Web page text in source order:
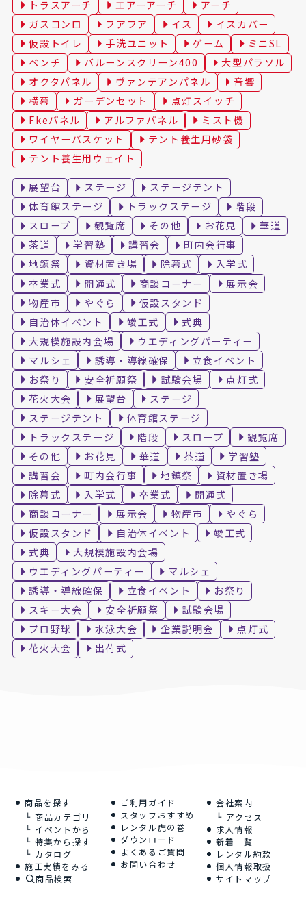
トラスアーチ
エアーアーチ
アーチ
ガスコンロ
フアフア イス
イスカバー
仮設トイレ
手洗ユニット ゲーム
ミニSL
ベンチ
バルーンスクリーン400
大型パラソル
オクタパネル
ヴァンテアンパネル
音響
横幕
ガーデンセット
点灯スイッチ
Fkeパネル
アルファパネル
ミスト機
ワイヤーバスケット
テント養生用砂袋
テント養生用ウェイト
展望台 ステージ
ステージテント
体育館ステージ
トラックステージ
階段
スロープ
観覧席 その他 お花見
華道
茶道
学習塾 講習会
町内会行事
地鎮祭
資材置き場 除幕式
入学式
卒業式
開通式 商談コーナー
展示会
物産市
やぐら
仮設スタンド
自治体イベント
竣工式
式典
大規模施設内会場
ウエディングパーティー
マルシェ
誘導・導線確保
立食イベント
お祭り
安全祈願祭 試験会場
点灯式
花火大会
展望台
ステージ
ステージテント
体育館ステージ
トラックステージ
階段 スロープ
観覧席
その他
お花見 華道 茶道
学習塾
講習会
町内会行事 地鎮祭
資材置き場
除幕式
入学式 卒業式
開通式
商談コーナー
展示会 物産市
やぐら
仮設スタンド
自治体イベント
竣工式
式典
大規模施設内会場
ウエディングパーティー
マルシェ
誘導・導線確保
立食イベント
お祭り
スキー大会
安全祈願祭
試験会場
プロ野球
水泳大会 企業説明会
点灯式
花火大会
出荷式
商品を探す
商品カテゴリ
イベントから
特集から探す
カタログ
施工実績をみる
商品検索
ご利用ガイド
スタッフおすすめ
レンタル虎の巻
ダウンロード
よくあるご質問
お問い合わせ
会社案内
アクセス
求人情報
新着一覧
レンタル約款
個人情報取扱
サイトマップ